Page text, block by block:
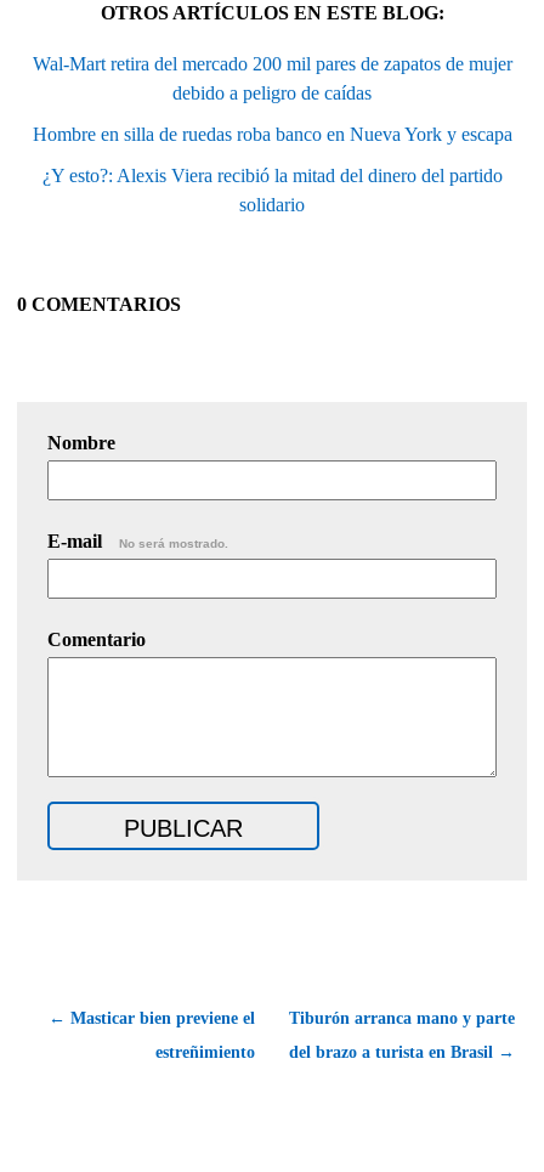
OTROS ARTÍCULOS EN ESTE BLOG:
Wal-Mart retira del mercado 200 mil pares de zapatos de mujer
debido a peligro de caídas
Hombre en silla de ruedas roba banco en Nueva York y escapa
¿Y esto?: Alexis Viera recibió la mitad del dinero del partido
solidario
0 COMENTARIOS
Nombre
E-mail No será mostrado.
Comentario
← Masticar bien previene el
estreñimiento
Tiburón arranca mano y parte
del brazo a turista en Brasil →